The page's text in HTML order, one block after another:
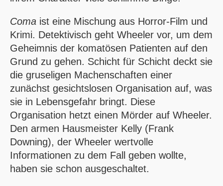
Coma ist eine Mischung aus Horror-Film und
Krimi. Detektivisch geht Wheeler vor, um dem
Geheimnis der komatösen Patienten auf den
Grund zu gehen. Schicht für Schicht deckt sie
die gruseligen Machenschaften einer
zunächst gesichtslosen Organisation auf, was
sie in Lebensgefahr bringt. Diese
Organisation hetzt einen Mörder auf Wheeler.
Den armen Hausmeister Kelly (Frank
Downing), der Wheeler wertvolle
Informationen zu dem Fall geben wollte,
haben sie schon ausgeschaltet.